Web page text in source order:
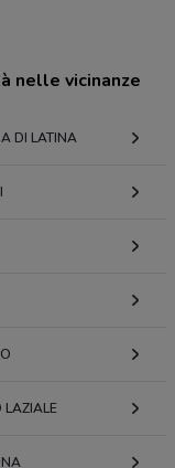
nelle vicinanze
DI LATINA
LAZIALE